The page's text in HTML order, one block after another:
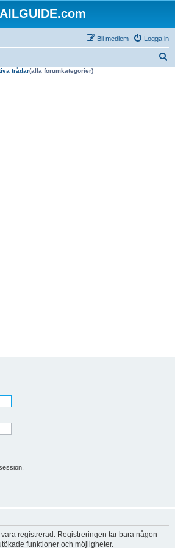
Logga in
Bli medlem
trådar(alla forumkategorier)
registrerad. Registreringen tar bara någon
funktioner och möjligheter.